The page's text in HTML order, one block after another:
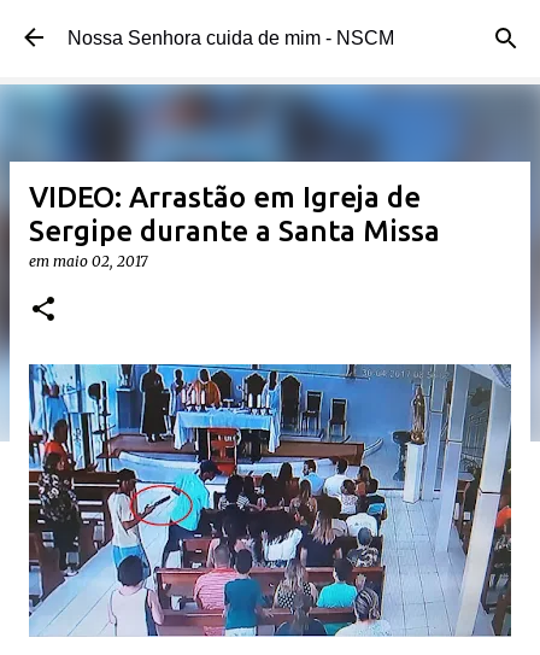
Pular para o conteúdo principal
Nossa Senhora cuida de mim - NSCM
VIDEO: Arrastão em Igreja de
Sergipe durante a Santa Missa
em maio 02, 2017